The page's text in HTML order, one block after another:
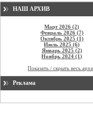
НАШ АРХИВ
Март 2026 (2)
Февраль 2026 (7)
Октябрь 2025 (1)
Июль 2025 (6)
Январь 2025 (2)
Ноябрь 2024 (1)
Показать / скрыть весь
Реклама